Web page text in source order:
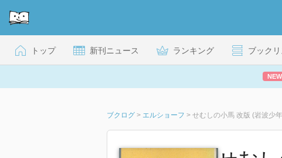
トップ 新刊ニュース ランキング ブックリ
NEW
ブクログ > エルショーフ > せむしの小馬 改版 (岩波少